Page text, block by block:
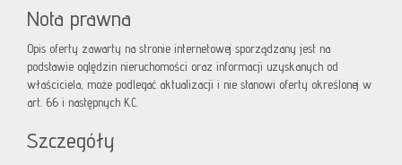
Nota prawna
Opis oferty zawarty na stronie internetowej sporządzany jest na
podstawie oględzin nieruchomości oraz informacji uzyskanych od
właściciela, może podlegać aktualizacji i nie stanowi oferty określonej w
art. 66 i następnych K.C.
Szczegóły